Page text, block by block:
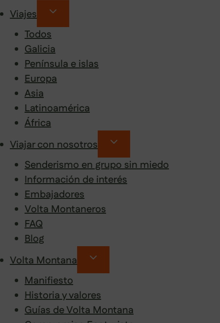
Viajes
Todos
Galicia
Península e islas
Europa
Asia
Latinoamérica
África
Viajar con nosotros
Senderismo en grupo sin miedo
Información de interés
Embajadores
Volta Montaneros
FAQ
Blog
Volta Montana
Manifiesto
Historia y valores
Guías de Volta Montana